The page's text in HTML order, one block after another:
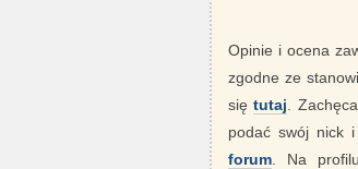
Opinie i ocena
zgodne ze
siętutaj .
podać swój nick
forum. Na